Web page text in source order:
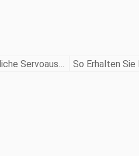
Kann Ihre Ältere Wissenschaftliche Servoausrüstung Von Pacific Repariert Werden?